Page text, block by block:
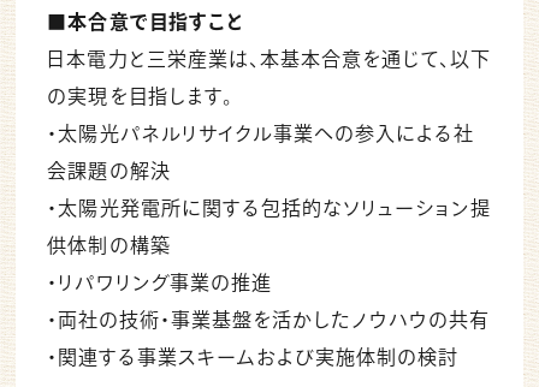
■本合意で目指すこと
日本電力と三栄産業は、本基本合意を通じて、以下
の実現を目指します。
・太陽光パネルリサイクル事業への参入による社
会課題の解決
・太陽光発電所に関する包括的なソリューション提
供体制の構築
・リパワリング事業の推進
・両社の技術・事業基盤を活かしたノウハウの共有
・関連する事業スキームおよび実施体制の検討